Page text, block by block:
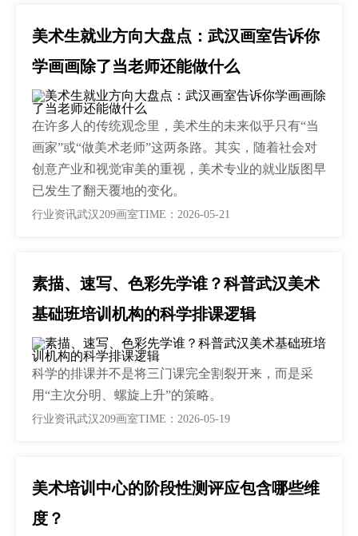
美术生就业方向大盘点：武汉画室告诉你
学画画除了当老师还能做什么
在许多人的传统观念里，美术生的未来似乎只有“当
画家”或“做美术老师”这两条路。其实，随着社会对
创意产业和视觉审美的重视，美术专业的就业版图早
已发生了翻天覆地的变化。
行业资讯武汉209画室TIME：2026-05-21
素描、速写、色彩先学谁？科普武汉美术
基础班培训机构的科学排课逻辑
科学的排课并不是将三门课完全割裂开来，而是采
用“主次分明、螺旋上升”的策略。
行业资讯武汉209画室TIME：2026-05-19
美术培训中心的阶段性测评应包含哪些维
度？